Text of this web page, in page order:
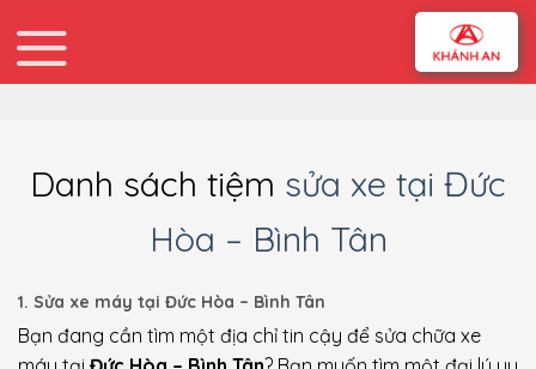
content
Danh sách tiệm sửa xe tại Đức
Hòa – Bình Tân
1. Sửa xe máy tại Đức Hòa – Bình Tân
Bạn đang cần tìm một địa chỉ tin cậy để sửa chữa xe